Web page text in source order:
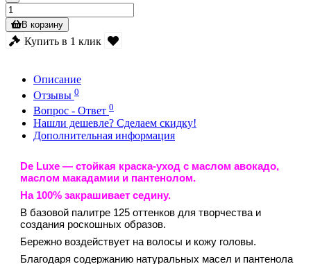
В корзину
Купить в 1 клик
Описание
Отзывы 0
Вопрос - Ответ 0
Нашли дешевле? Сделаем скидку!
Дополнительная информация
De Luxe — стойкая краска-уход с маслом авокадо,
маслом макадамии и пантенолом.
На 100% закрашивает седину.
В базовой палитре 125 оттенков для творчества и
создания роскошных образов.
Бережно воздействует на волосы и кожу головы.
Благодаря содержанию натуральных масел и пантенола